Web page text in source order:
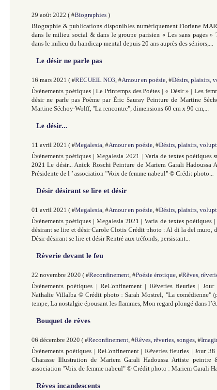
29 août 2022 ( #Biographies )
Biographie & publications disponibles numériquement Floriane
dans le milieu social & dans le groupe parisien « Les sans pages »
dans le milieu du handicap mental depuis 20 ans auprès des séniors,...
Le désir ne parle pas
16 mars 2021 ( #RECUEIL NO3 , #Amour en poésie , #Désirs, plaisirs,
Événements poétiques | Le Printemps des Poètes | « Désir » | Les
désir ne parle pas Poème par Éric Sauray Peinture de Martine
Martine Séchoy-Wolff, "La rencontre", dimensions 60 cm x 90 cm,...
Le désir...
11 avril 2021 ( #Megalesia , #Amour en poésie , #Désirs, plaisirs,
Événements poétiques | Megalesia 2021 | Varia de textes poétiques
2021 Le désir... Anick Roschi Peinture de Mariem Garali Hadoussa
Présidente de l ’ association "Voix de femme nabeul" © Crédit photo...
Désir désirant se lire et désir
01 avril 2021 ( #Megalesia , #Amour en poésie , #Désirs, plaisirs,
Événements poétiques | Megalesia 2021 | Varia de textes poétiques |
désirant se lire et désir Carole Clotis Crédit photo : Al di la del muro,
Désir désirant se lire et désir Rentré aux tréfonds, persistant...
Rêverie devant le feu
22 novembre 2020 ( #Reconfinement , #Poésie érotique , #Rêves,
Événements poétiques | ReConfinement | Rêveries fleuries |
Nathalie Villalba © Crédit photo : Sarah Mostrel, "La comédienne"
tempe, La nostalgie épousant les flammes, Mon regard plongé dans
Bouquet de rêves
06 décembre 2020 ( #Reconfinement , #Rêves, rêveries, songes , #
Événements poétiques | ReConfinement | Rêveries fleuries | Jour
Charasse Illustration de Mariem Garali Hadoussa Artiste peintre
association "Voix de femme nabeul" © Crédit photo : Mariem Garali
Rêves incandescents